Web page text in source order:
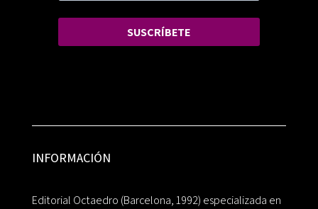
SUSCRÍBETE
INFORMACIÓN
Editorial Octaedro (Barcelona, 1992) especializada en